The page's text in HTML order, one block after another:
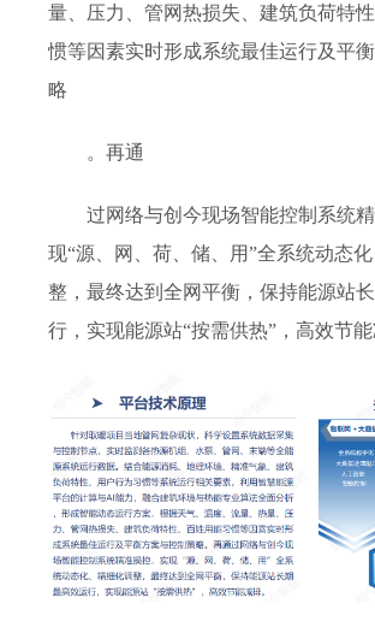
量、压力、管网热损失、建筑负荷特
惯等因素实时形成系统最佳运行及平
略
。再通
过网络与创今现场智能控制系统
现“源、网、荷、储、用”全系统动态
整，最终达到全网平衡，保持能源站
行，实现能源站“按需供热”，高效节能